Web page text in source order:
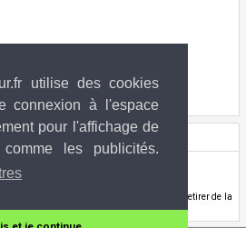
utilise des cookies
connexion à l'espace
pour l'affichage de
les publicités.
utilisée ci-dessus et que vous souhaitez la retirer de la
nous.